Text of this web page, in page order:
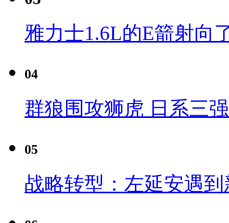
雅力士1.6L的E箭射向
04
群狼围攻狮虎 日系三
05
战略转型：左延安遇